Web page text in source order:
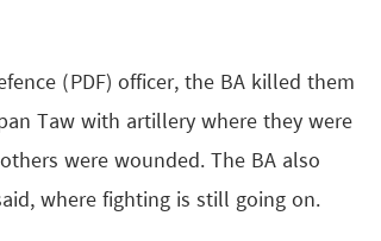
(PDF) officer, the BA killed them
Taw with artillery where they were
were wounded. The BA also
where fighting is still going on.